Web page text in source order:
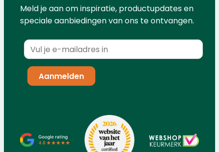
Meld je aan om inspiratie, productupdates en
speciale aanbiedingen van ons te ontvangen.